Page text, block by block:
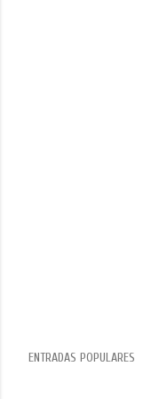
ENTRADAS POPULARES